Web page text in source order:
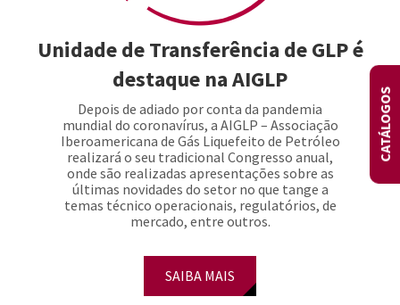
Unidade de Transferência de GLP é
destaque na AIGLP
Depois de adiado por conta da pandemia
mundial do coronavírus, a AIGLP – Associação
Iberoamericana de Gás Liquefeito de Petróleo
realizará o seu tradicional Congresso anual,
onde são realizadas apresentações sobre as
últimas novidades do setor no que tange a
temas técnico operacionais, regulatórios, de
mercado, entre outros.
SAIBA MAIS
CATÁLOGOS